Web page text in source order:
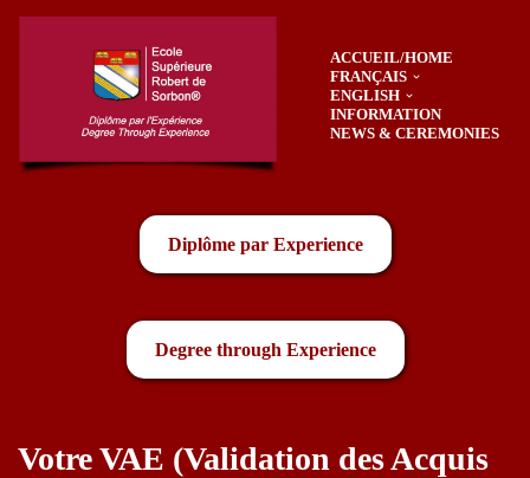
ACCUEIL/HOME
FRANÇAIS
ENGLISH
INFORMATION
NEWS & CEREMONIES
Diplôme par Experience
Degree through Experience
Votre VAE (Validation des Acquis